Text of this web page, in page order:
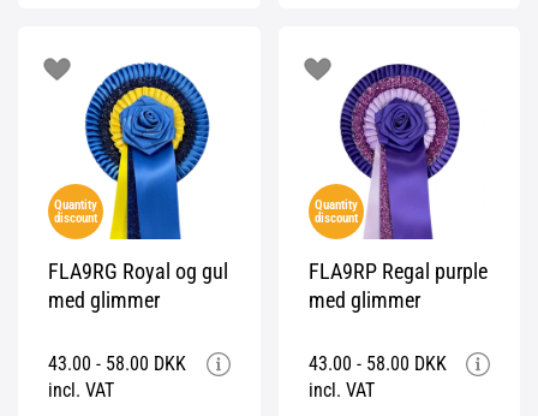
Quantity
discount
FLA9RG Royal og gul
med glimmer
43.00 - 58.00 DKK
incl. VAT
Quantity
discount
FLA9RP Regal purple
med glimmer
43.00 - 58.00 DKK
incl. VAT